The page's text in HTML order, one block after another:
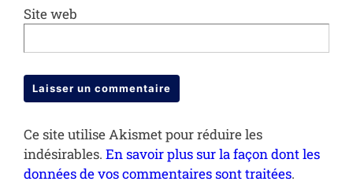
Site web
Ce site utilise Akismet pour réduire les
indésirables. En savoir plus sur la façon dont les
données de vos commentaires sont traitées.